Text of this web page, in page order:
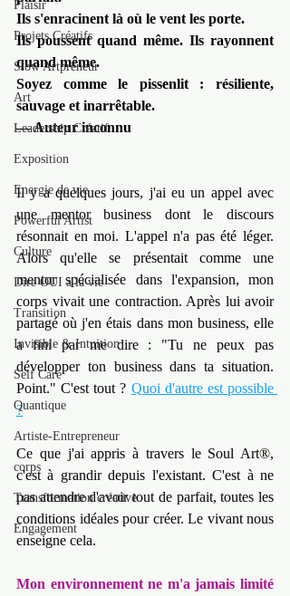
Plaisir
Projets Créatifs
Slow Artpreneur
Art
Leadership Créatif
Exposition
Energie de vie
Powerful Artist
Culture
Dire OUI à la vie
Transition
Invisible & Intuition
Self Care
Quantique
Artiste-Entrepreneur
corps
Transformation créative
Engagement
Ils s'enracinent là où le vent les porte.
Ils poussent quand même. Ils rayonnent
quand même.
Soyez comme le pissenlit : résiliente,
sauvage et inarrêtable.
— Auteur inconnu
Il y a quelques jours, j'ai eu un appel avec
une mentor business dont le discours
résonnait en moi. L'appel n'a pas été léger.
Alors qu'elle se présentait comme une
mentor spécialisée dans l'expansion, mon
corps vivait une contraction. Après lui avoir
partagé où j'en étais dans mon business, elle
a fini par me dire : "Tu ne peux pas
développer ton business dans ta situation.
Point." C'est tout ? Quoi d'autre est possible
?
Ce que j'ai appris à travers le Soul Art®,
c'est à grandir depuis l'existant. C'est à ne
pas attendre d'avoir tout de parfait, toutes les
conditions idéales pour créer. Le vivant nous
enseigne cela.
Mon environnement ne m'a jamais limité